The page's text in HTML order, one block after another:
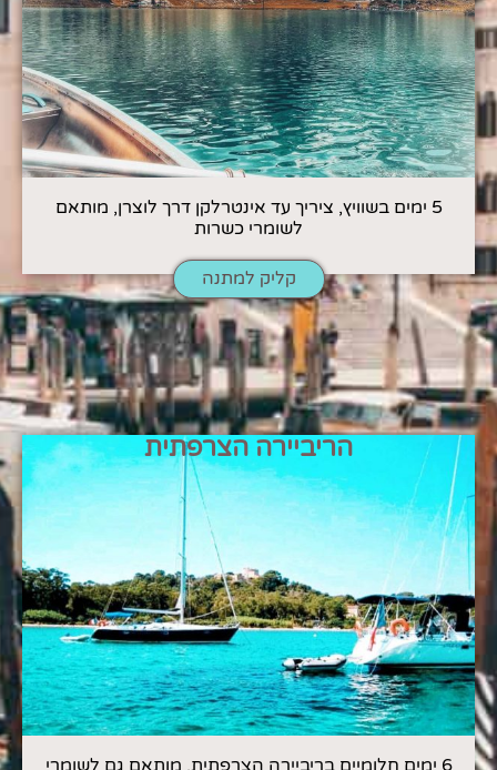
5 ימים בשוויץ, ציריך עד אינטרלקן דרך לוצרן, מותאם
לשומרי כשרות
קליק למתנה
הריביירה הצרפתית